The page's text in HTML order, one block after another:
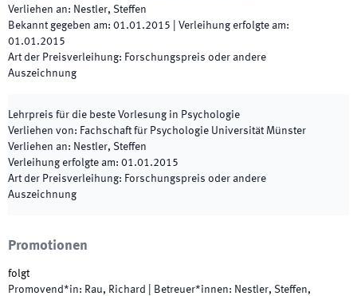
Verliehen an: Nestler, Steffen
Bekannt gegeben am: 01.01.2015 Verleihung erfolgte am:
01.01.2015
Art der Preisverleihung: Forschungspreis oder andere
Auszeichnung
Lehrpreis für die beste Vorlesung in Psychologie
Verliehen von: Fachschaft für Psychologie Universität Münster
Verliehen an: Nestler, Steffen
Verleihung erfolgte am: 01.01.2015
Art der Preisverleihung: Forschungspreis oder andere
Auszeichnung
Promotionen
folgt
Promovend*in: Rau, Richard Betreuer*innen: Nestler, Steffen,